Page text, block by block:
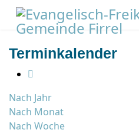
Terminkalender
Nach Jahr
Nach Monat
Nach Woche